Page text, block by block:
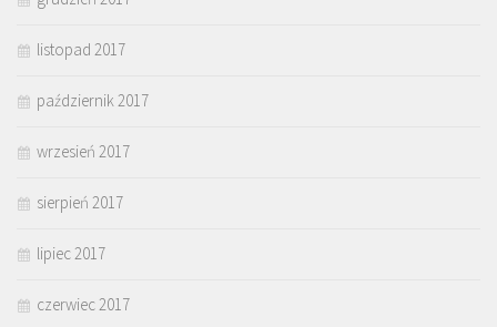
listopad 2017
październik 2017
wrzesień 2017
sierpień 2017
lipiec 2017
czerwiec 2017